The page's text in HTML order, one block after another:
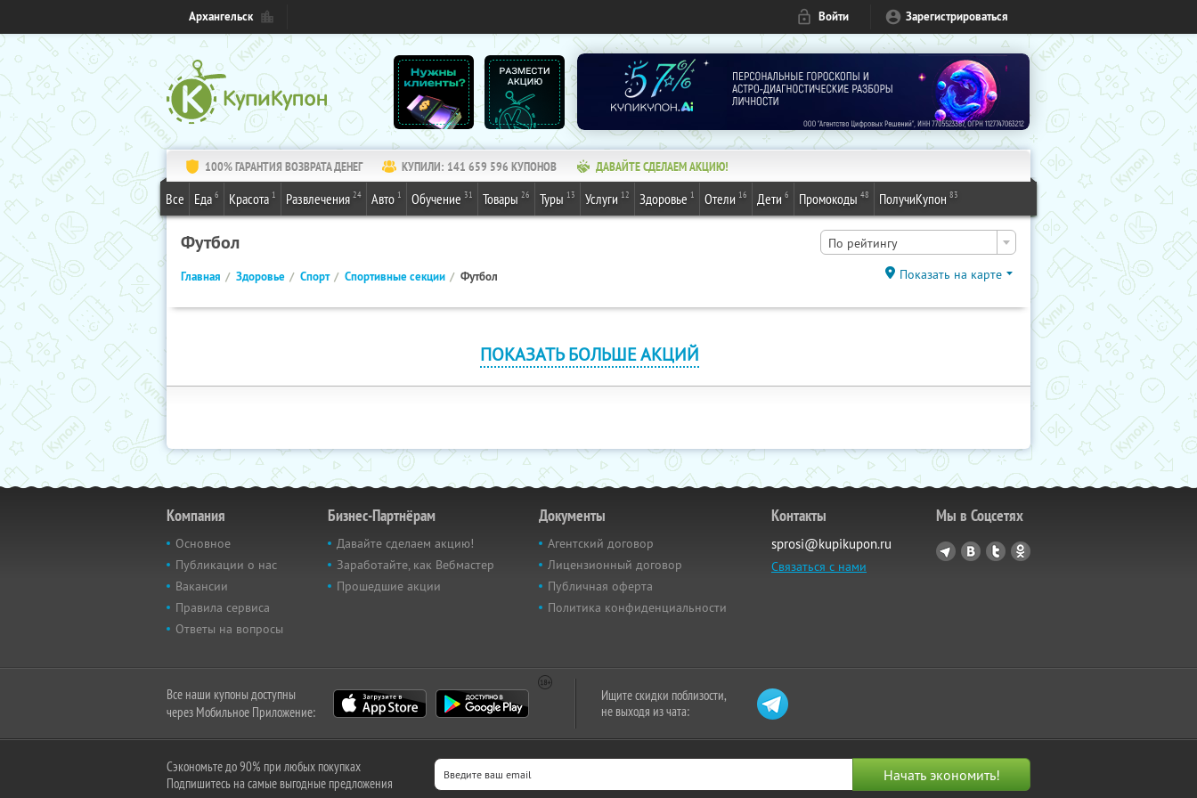
Архангельск Войти Зарегистрироваться
100% ГАРАНТИЯ ВОЗВРАТА ДЕНЕГ КУПИЛИ: 141 659 596 КУПОНОВ ДАВАЙТЕ СДЕЛАЕМ АКЦИЮ!
Все Еда 6 Красота 1 Развлечения 24 Авто 1 Обучение 31 Товары 26 Туры 13 Услуги 12 Здоровье 1 Отели 16 Дети 6 Промокоды 48 ПолучиКупон 83
Футбол По рейтингу
Главная Здоровье Спорт Спортивные секции Футбол Показать на карте
ПОКАЗАТЬ БОЛЬШЕ АКЦИЙ
Компания
Основное
Публикации о нас
Вакансии
Правила сервиса
Ответы на вопросы
Бизнес-Партнёрам
Давайте сделаем акцию!
Заработайте, как Вебмастер
Прошедшие акции
Документы
Агентский договор
Лицензионный договор
Публичная оферта
Политика конфиденциальности
Контакты
sprosi@kupikupon.ru
Связаться с нами
Мы в Соцсетях
Все наши купоны доступны
через Мобильное Приложение:
Ищите скидки поблизости,
не выходя из чата:
Сэкономьте до 90% при любых покупках
Подпишитесь на самые выгодные предложения